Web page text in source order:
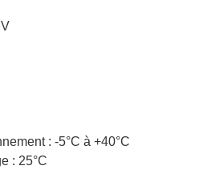
: -5°C à +40°C
: 25°C